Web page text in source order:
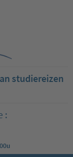
studiereizen
: